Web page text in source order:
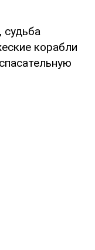
, судьба
корабли